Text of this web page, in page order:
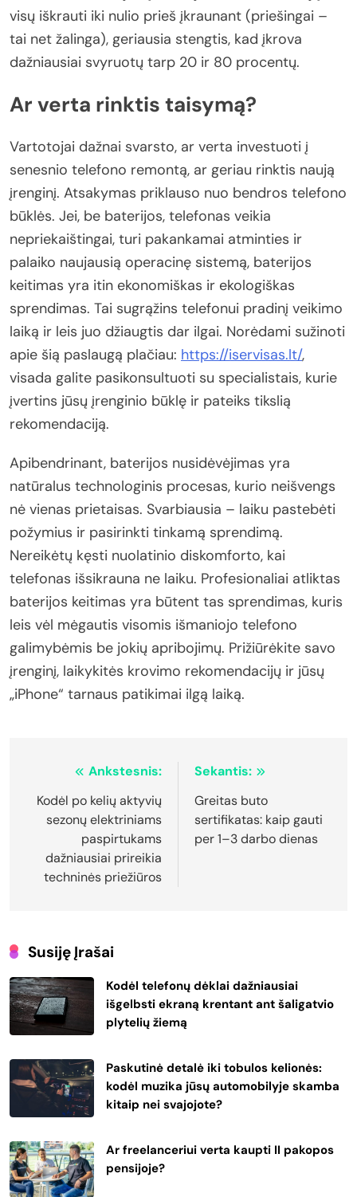
visų iškrauti iki nulio prieš įkraunant (priešingai –
tai net žalinga), geriausia stengtis, kad įkrova
dažniausiai svyruotų tarp 20 ir 80 procentų.
Ar verta rinktis taisymą?
Vartotojai dažnai svarsto, ar verta investuoti į
senesnio telefono remontą, ar geriau rinktis naują
įrenginį. Atsakymas priklauso nuo bendros telefono
būklės. Jei, be baterijos, telefonas veikia
nepriekaištingai, turi pakankamai atminties ir
palaiko naujausią operacinę sistemą, baterijos
keitimas yra itin ekonomiškas ir ekologiškas
sprendimas. Tai sugrąžins telefonui pradinį veikimo
laiką ir leis juo džiaugtis dar ilgai. Norėdami sužinoti
apie šią paslaugą plačiau: https://iservisas.lt/,
visada galite pasikonsultuoti su specialistais, kurie
įvertins jūsų įrenginio būklę ir pateiks tikslią
rekomendaciją.
Apibendrinant, baterijos nusidėvėjimas yra
natūralus technologinis procesas, kurio neišvengs
nė vienas prietaisas. Svarbiausia – laiku pastebėti
požymius ir pasirinkti tinkamą sprendimą.
Nereikėtų kęsti nuolatinio diskomforto, kai
telefonas išsikrauna ne laiku. Profesionaliai atliktas
baterijos keitimas yra būtent tas sprendimas, kuris
leis vėl mėgautis visomis išmaniojo telefono
galimybėmis be jokių apribojimų. Prižiūrėkite savo
įrenginį, laikykitės krovimo rekomendacijų ir jūsų
„iPhone“ tarnaus patikimai ilgą laiką.
Navigacija
tarp
įrašų
Ankstesnis:
Kodėl po kelių aktyvių
sezonų elektriniams
paspirtukams
dažniausiai prireikia
techninės priežiūros
Sekantis:
Greitas buto
sertifikatas: kaip gauti
per 1–3 darbo dienas
Susiję Įrašai
Kodėl telefonų dėklai dažniausiai
išgelbsti ekraną krentant ant šaligatvio
plytelių žiemą
Paskutinė detalė iki tobulos kelionės:
kodėl muzika jūsų automobilyje skamba
kitaip nei svajojote?
Ar freelanceriui verta kaupti II pakopos
pensijoje?